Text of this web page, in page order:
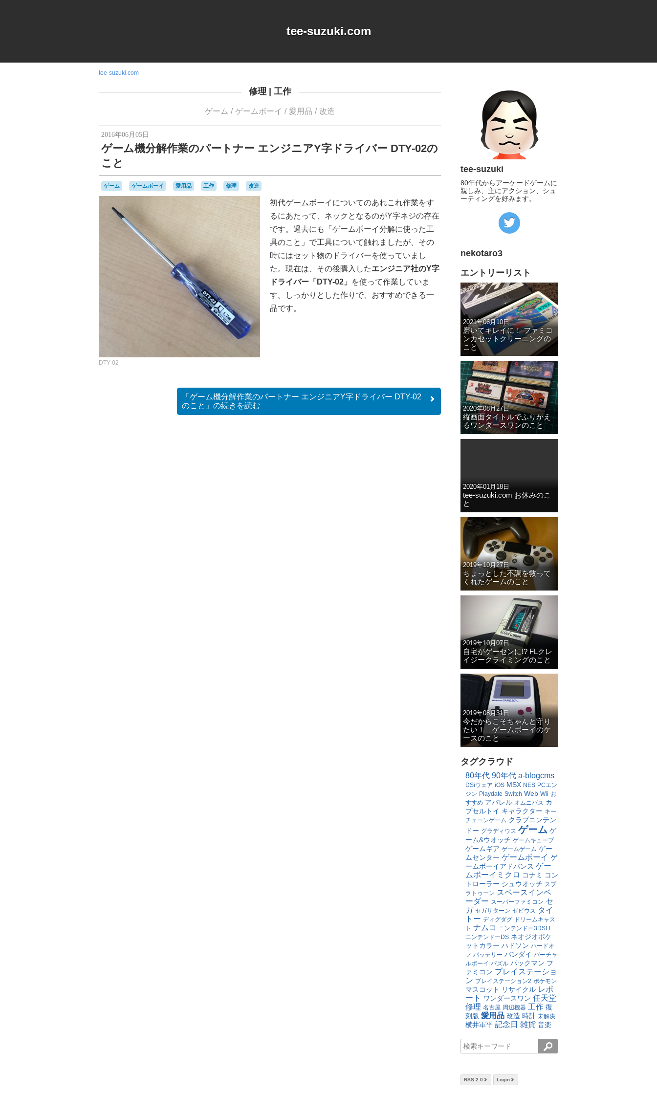
tee-suzuki.com
tee-suzuki.com
修理 工作
ゲーム ゲームボーイ 愛用品 改造
2016年06月05日
ゲーム機分解作業のパートナー エンジニアY字ドライバー DTY-02の
こと
ゲーム ゲームボーイ 愛用品 工作 修理 改造
DTY-02
初代ゲームボーイについてのあれこれ作業をす
るにあたって、ネックとなるのがY字ネジの存在
です。過去にも「ゲームボーイ分解に使った工
具のこと」で工具について触れましたが、その
時にはセット物のドライバーを使っていまし
た。現在は、その後購入したエンジニア社のY字
ドライバー「DTY-02」
を使って作業していま
す。しっかりとした作りで、おすすめできる一
品です。
「ゲーム機分解作業のパートナー エンジニアY字ドライバー DTY-02
のこと」の続きを読む
tee-suzuki
80年代からアーケードゲームに
親しみ、主にアクション、シュ
ーティングを好みます。
https://twitter.com/tee_suzuki
の
の
リ
ン
ク
nekotaro3
エントリーリスト
2021年06月10日
磨いてキレイに！ ファミコ
ンカセットクリーニングの
こと
2020年08月27日
縦画面タイトルでふりかえ
るワンダースワンのこと
2020年01月18日
tee-suzuki.com お休みのこ
と
2019年10月27日
ちょっとした不調を救って
くれたゲームのこと
2019年10月07日
自宅がゲーセンに!? FLクレ
イジークライミングのこと
2019年08月31日
今だからこそちゃんと守り
たい！ ゲームボーイのケ
ースのこと
タグクラウド
80年代 90年代 a-blogcms
DSiウェア iOS MSX NES PCエン
ジン Playdate Switch Web Wii お
すすめ アパレル オムニバス カ
プセルトイ キャラクター キー
チェーンゲーム クラブニンテン
ドー グラディウス ゲーム ゲ
ーム&ウオッチ ゲームキューブ
ゲームギア ゲームゲーム ゲー
ムセンター ゲームボーイ ゲ
ームボーイアドバンス ゲー
ムボーイミクロ コナミ
コン
トローラー シュウオッチ スプ
ラトゥーン スペースインベ
ーダー スーパーファミコン セ
ガ セガサターン ゼビウス タイ
トー ディグダグ ドリームキャス
ト ナムコ ニンテンドー3DSLL
ニンテンドーDS ネオジオポケ
ットカラー ハドソン ハードオ
フ バッテリー バンダイ バーチャ
ルボーイ パズル パックマン フ
ァミコン プレイステーショ
ン プレイステーション2 ポケモン
マスコット リサイクル レポ
ート ワンダースワン 任天堂
修理 名古屋 周辺機器 工作 復
刻版 愛用品 改造 時計 未解決
横井軍平 記念日 雑貨 音楽
RSS 2.0 Login